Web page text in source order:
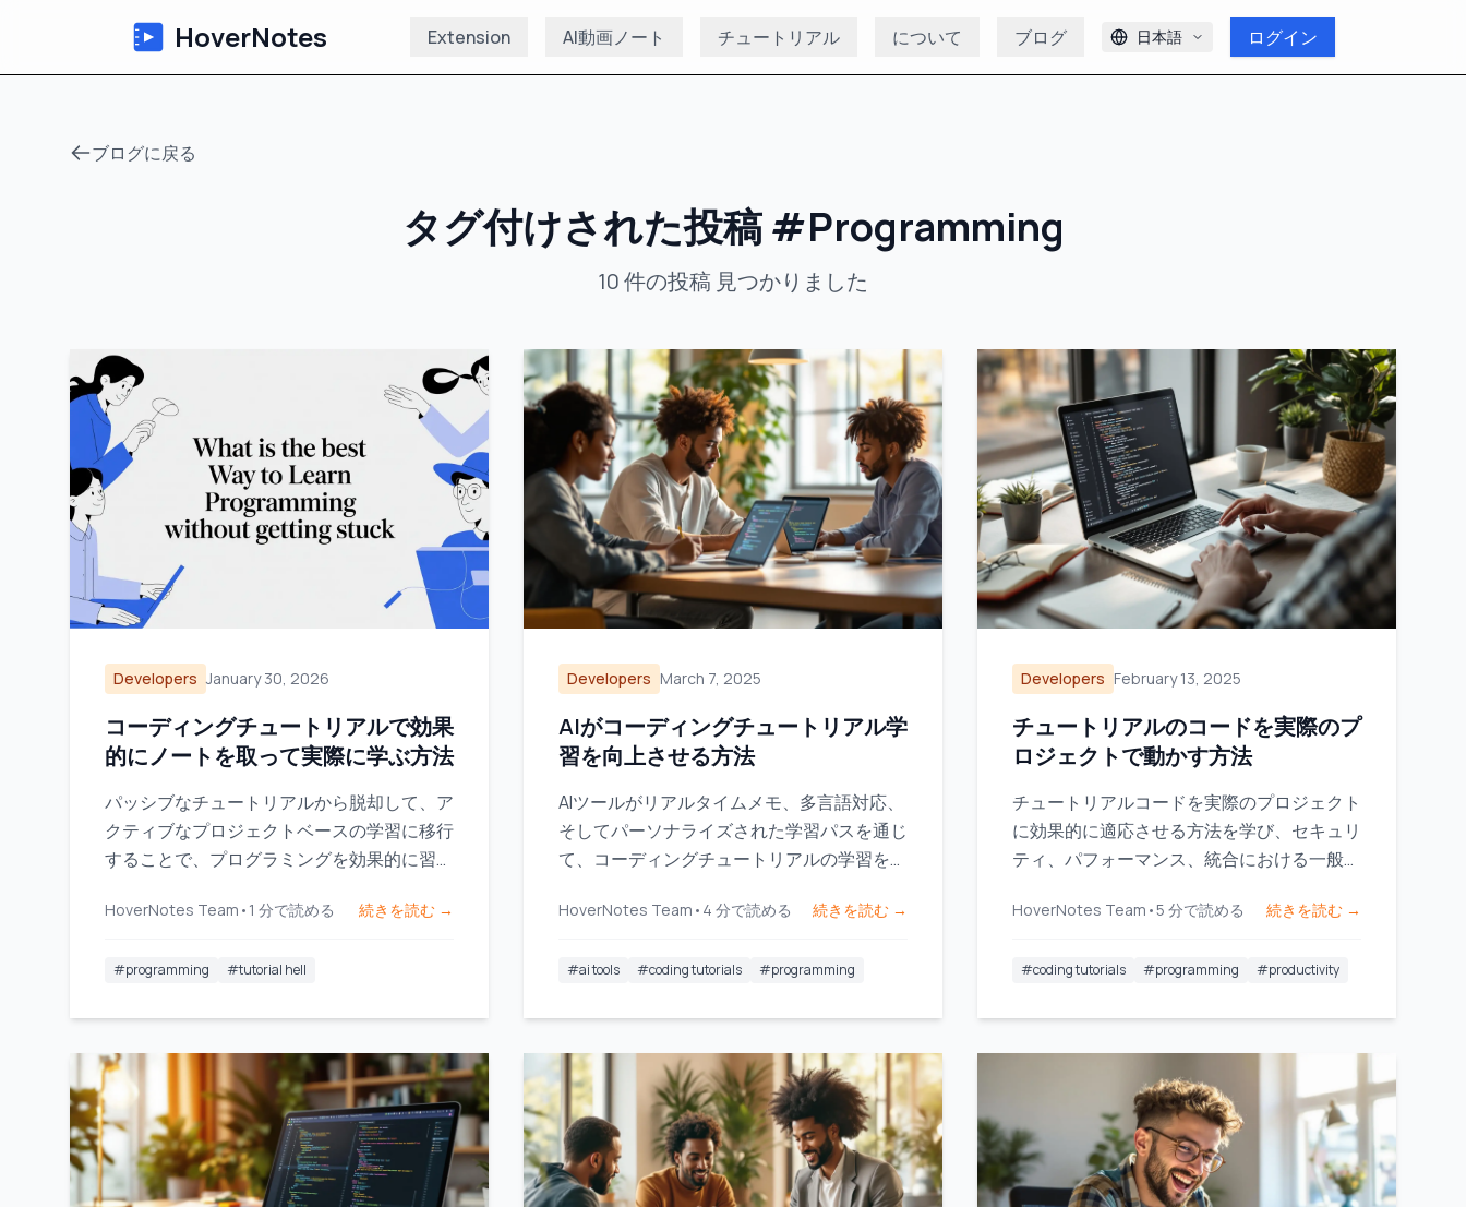
HoverNotes Extension AI動画ノート チュートリアル について ブログ 日本語 ログイン
ブログに戻る
タグ付けされた投稿#Programming
10件の投稿 見つかりました
Developers January 30, 2026
コーディングチュートリアルで効果
的にノートを取って実際に学ぶ方法
パッシブなチュートリアルから脱却して、ア
クティブなプロジェクトベースの学習に移行
することで、プログラミングを効果的に習得
につけ、チュートリアル地獄から抜け出しま
HoverNotes Team • 1 分で読める 続きを読む →
#programming #tutorial hell
Developers March 7, 2025
AIがコーディングチュートリアル学
習を向上させる方法
AIツールがリアルタイムメモ、多言語対応、
そしてパーソナライズされた学習パスを通じ
て、コーディングチュートリアルの学習をど
HoverNotes Team • 4 分で読める 続きを読む →
#ai tools #coding tutorials #programming
Developers February 13, 2025
チュートリアルのコードを実際のプ
ロジェクトで動かす方法
チュートリアルコードを実際のプロジェクト
に効果的に適応させる方法を学び、セキュリ
ティ、パフォーマンス、統合における一般的
HoverNotes Team •5 分で読める 続きを読む →
#coding tutorials #programming #productivity